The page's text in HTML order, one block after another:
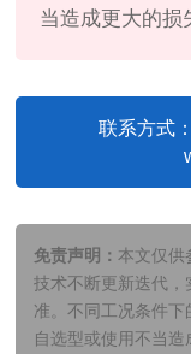
当造成更大的损
联系方式
免责声明：本文仅供
技术不断更新迭代
准。不同工况条件
自选型或使用不当造